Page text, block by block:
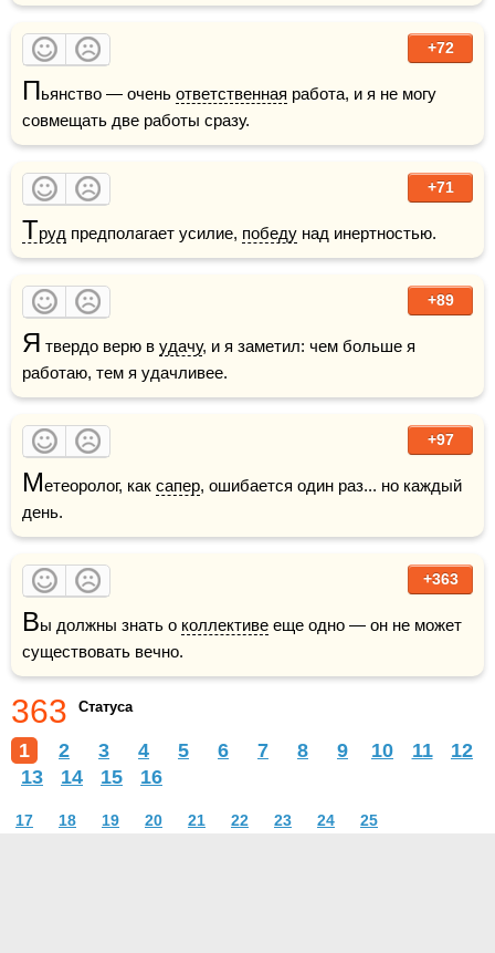
+72
Пьянство — очень ответственная работа, и я не могу
совмещать две работы сразу.
+71
Труд предполагает усилие, победу над инертностью.
+89
Я твердо верю в удачу, и я заметил: чем больше я
работаю, тем я удачливее.
+97
Метеоролог, как сапер, ошибается один раз... но каждый
день.
+363
Вы должны знать о коллективе еще одно — он не может
существовать вечно.
363 Статуса
1 2 3 4 5 6 7 8 9 10 11
12
13
14 15 16
17 18 19 20 21 22 23 24 25